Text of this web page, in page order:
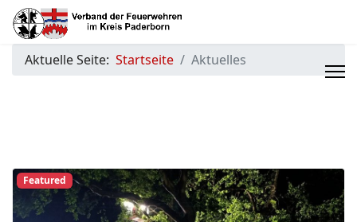
Aktuelle Seite: Startseite Aktuelles
Featured